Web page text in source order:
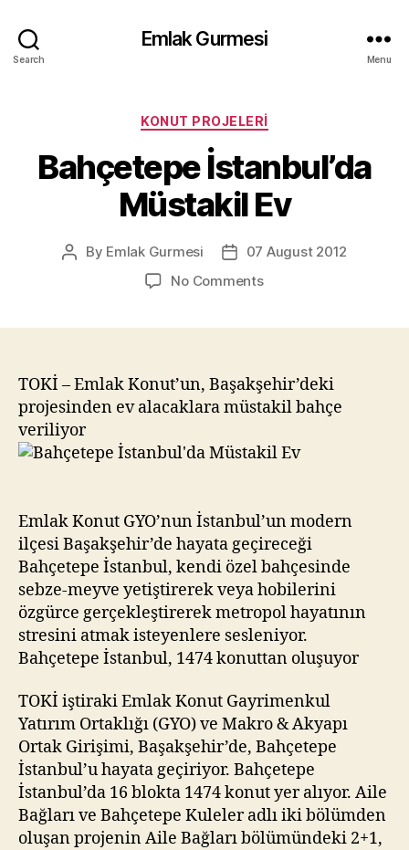
Search
Emlak Gurmesi
Menu
Categories
KONUT PROJELERI
Bahçetepe İstanbul’da
Müstakil Ev
Post
By Emlak Gurmesi
Post07 August 2012
No Commentson
TOKİ – Emlak Konut’un, Başakşehir’deki
projesinden ev alacaklara müstakil bahçe
veriliyor
Emlak Konut GYO’nun İstanbul’un modern
ilçesi Başakşehir’de hayata geçireceği
Bahçetepe İstanbul, kendi özel bahçesinde
sebze-meyve yetiştirerek veya hobilerini
özgürce gerçekleştirerek metropol hayatının
stresini atmak isteyenlere sesleniyor.
Bahçetepe İstanbul, 1474 konuttan oluşuyor
TOKİ iştiraki Emlak Konut Gayrimenkul
Yatırım Ortaklığı (GYO) ve Makro & Akyapı
Ortak Girişimi, Başakşehir’de, Bahçetepe
İstanbul’u hayata geçiriyor. Bahçetepe
İstanbul’da 16 blokta 1474 konut yer alıyor. Aile
Bağları ve Bahçetepe Kuleler adlı iki bölümden
oluşan projenin Aile Bağları bölümündeki 2+1,